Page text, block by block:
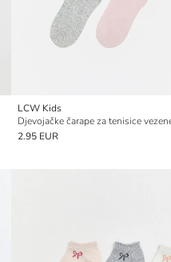
LCW Kids
2.95 EUR